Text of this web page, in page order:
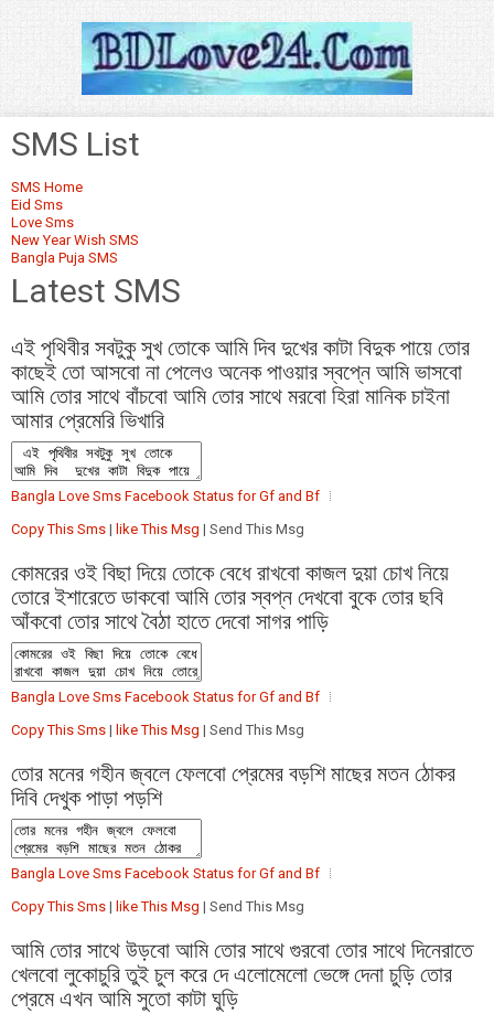
SMS List
SMS Home
Eid Sms
Love Sms
New Year Wish SMS
Bangla Puja SMS
Latest SMS
এই পৃথিবীর সবটুকু সুখ তোকে আমি দিব দুখের কাটা বিদুক পায়ে তোর
কাছেই তো আসবো না পেলেও অনেক পাওয়ার স্বপ্নে আমি ভাসবো
আমি তোর সাথে বাঁচবো আমি তোর সাথে মরবো হিরা মানিক চাইনা
আমার প্রেমেরি ভিখারি
Bangla Love Sms Facebook Status for Gf and Bf
Copy This Sms | like This Msg | Send This Msg
কোমরের ওই বিছা দিয়ে তোকে বেধে রাখবো কাজল দুয়া চোখ নিয়ে
তোরে ইশারেতে ডাকবো আমি তোর স্বপ্ন দেখবো বুকে তোর ছবি
আঁকবো তোর সাথে বৈঠা হাতে দেবো সাগর পাড়ি
Bangla Love Sms Facebook Status for Gf and Bf
Copy This Sms | like This Msg | Send This Msg
তোর মনের গহীন জ্বলে ফেলবো প্রেমের বড়শি মাছের মতন ঠোকর
দিবি দেখুক পাড়া পড়শি
Bangla Love Sms Facebook Status for Gf and Bf
Copy This Sms | like This Msg | Send This Msg
আমি তোর সাথে উড়বো আমি তোর সাথে গুরবো তোর সাথে দিনেরাতে
খেলবো লুকোচুরি তুই চুল করে দে এলোমেলো ভেঙ্গে দেনা চুড়ি তোর
প্রেমে এখন আমি সুতো কাটা ঘুড়ি